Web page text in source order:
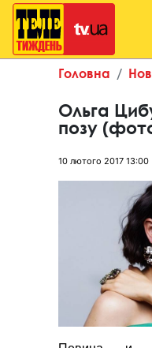
Головна
Ольга
позу
10 лютого 2017 13:00